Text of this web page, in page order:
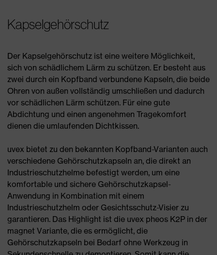
Kapselgehörschutz
Der Kapselgehörschutz ist eine weitere Möglichkeit,
sich von schädlichem Lärm zu schützen. Er besteht aus
zwei durch ein Kopfband verbundene Kapseln, die beide
Ohren von außen vollständig umschließen und dadurch
vor schädlichen Lärm schützen. Für eine gute
Abdichtung und einen angenehmen Tragekomfort
dienen die umlaufenden Dichtkissen.
uvex bietet zu den bekannten Kopfband-Varianten auch
verschiedene Gehörschutzkapseln an, die direkt an
Industrieschutzhelme befestigt werden, um eine
komfortable und sichere Gehörschutzkapsel-
Anwendung in Kombination mit einem
Industrieschutzhelm oder Gesichtsschutz-Visier zu
garantieren. Das Highlight ist die uvex pheos K2P in der
magnet Variante, die es ermöglicht, die
Gehörschutzkapseln bei Bedarf ohne Werkzeug in